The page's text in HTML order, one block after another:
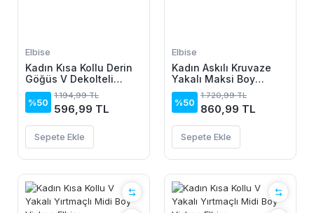
Elbise
Kadın Kısa Kollu Derin
Göğüs V Dekolteli
önden Düğmeli Leopar
Desenli Kısa Süprem
Elbise
%50
1.194,99 TL
596,99 TL
Sepete Ekle
Elbise
Kadın Askılı Kruvaze
Yakalı Maksi Boy
Janjan Krep Elbise
%50
1.720,99 TL
860,99 TL
Sepete Ekle